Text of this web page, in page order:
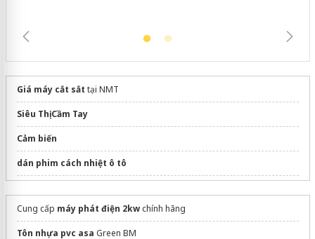
Giá máy cắt sắt tại NMT
Siêu Thị Cầm Tay
Cảm biến
dán phim cách nhiệt ô tô
Báo giáMáy phát điện 100kVAchính hãng
Cung cấp máy phát điện 2kwchính hãng
Tôn nhựa pvc asa Green BM